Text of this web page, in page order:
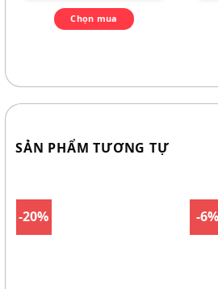
Chọn mua
SẢN PHẨM TƯƠNG TỰ
-20% -6%